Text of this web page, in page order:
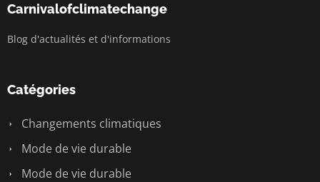
Carnivalofclimatechange
Blog d'actualités et d'informations
Catégories
Changements climatiques
Mode de vie durable
Mode de vie durable